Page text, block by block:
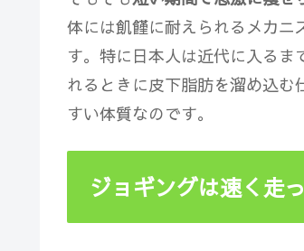
体には飢饉に耐えられるメカニ
す。特に日本人は近代に入る
れるときに皮下脂肪を溜め込
すい体質なのです。
ジョギングは速く走